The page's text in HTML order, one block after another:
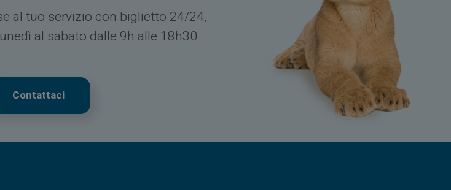
al tuo servizio con biglietto 24/24,
al sabato dalle 9h alle 18h30
Contattaci